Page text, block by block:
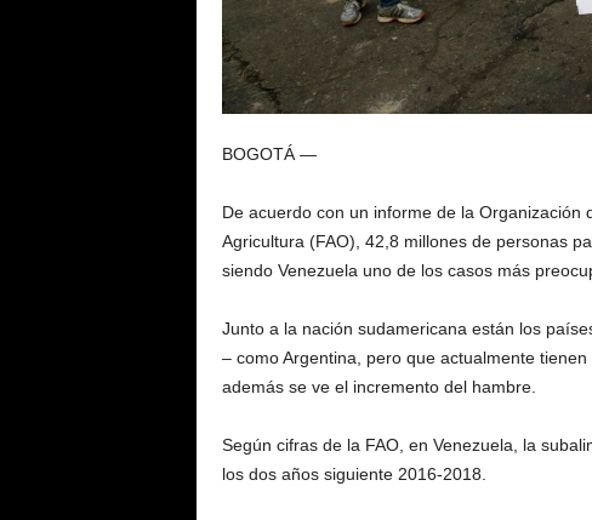
BOGOTÁ —
De acuerdo con un informe de la Organización
Agricultura (FAO), 42,8 millones de personas
siendo Venezuela uno de los casos más
Junto a la nación sudamericana están los
– como Argentina, pero que actualmente
además se ve el incremento del hambre.
Según cifras de la FAO, en Venezuela, la
los dos años siguiente 2016-2018.